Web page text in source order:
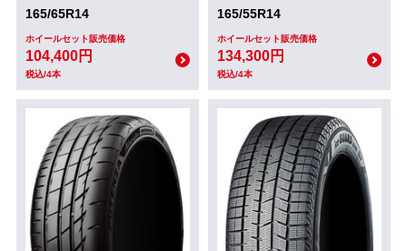
165/65R14
ホイールセット販売価格
104,400円
税込/4本
165/55R14
ホイールセット販売価格
134,300円
税込/4本